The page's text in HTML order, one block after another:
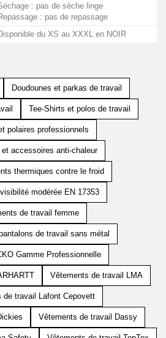
: pas de sèche linge
: pas de repassage
du XS au XXXL en NOIR
Doudounes et parkas de travail
Tee-Shirts et polos de travail
polaires professionnels
accessoires anti-chaleur
thermiques contre le froid
modérée EN 17353
de travail femme
de travail sans métal
Gamme Professionnelle
Vêtements de travail LMA
de travail Lafont Cepovett
Vêtements de travail Dassy